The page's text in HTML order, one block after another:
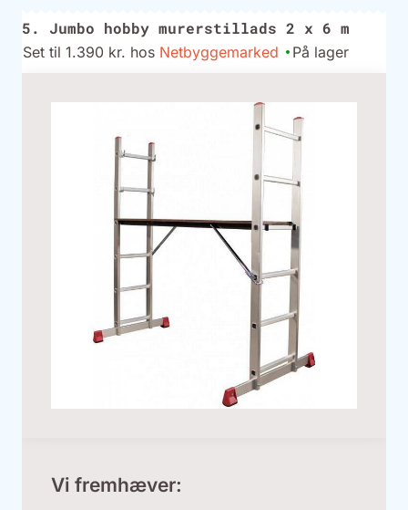
5. Jumbo hobby murerstillads 2 x 6 m
Set til 1.390 kr. hos Netbyggemarked På lager
Vi fremhæver: